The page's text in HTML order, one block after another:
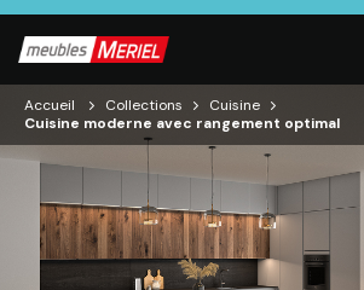
Accueil Collections
Cuisine
Cuisine moderne avec rangement optimal